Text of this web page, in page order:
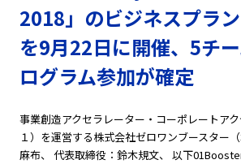
2018」のビジネスプラ
を9月22日に開催、5チ
ログラム参加が確定
事業創造アクセラレーター・コーポレートア
１）を運営する株式会社ゼロワンブースター
麻布、 代表取締役：鈴木規文、 以下